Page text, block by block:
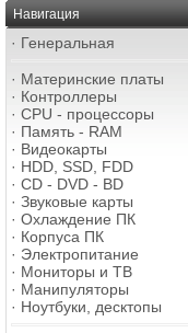
Навигация
· Генеральная
· Материнские платы
· Контроллеры
· CPU - процессоры
· Память - RAM
· Видеокарты
· HDD, SSD, FDD
· CD - DVD - BD
· Звуковые карты
· Охлаждение ПК
· Корпуса ПК
· Электропитание
· Мониторы и ТВ
· Манипуляторы
· Ноутбуки, десктопы